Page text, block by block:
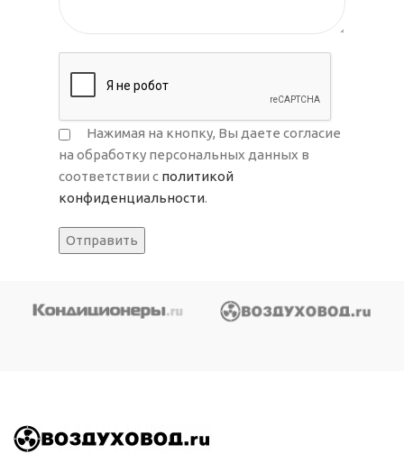
Нажимая на кнопку, Вы даете согласие
на обработку персональных данных в
соответствии с политикой
конфиденциальности.